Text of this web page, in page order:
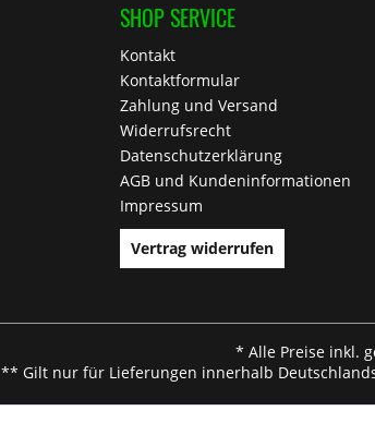
SHOP SERVICE
Kontakt
Kontaktformular
Zahlung und Versand
Widerrufsrecht
Datenschutzerklärung
AGB und Kundeninformationen
Impressum
Vertrag widerrufen
* Alle Preise inkl.
** Gilt nur für Lieferungen innerhalb